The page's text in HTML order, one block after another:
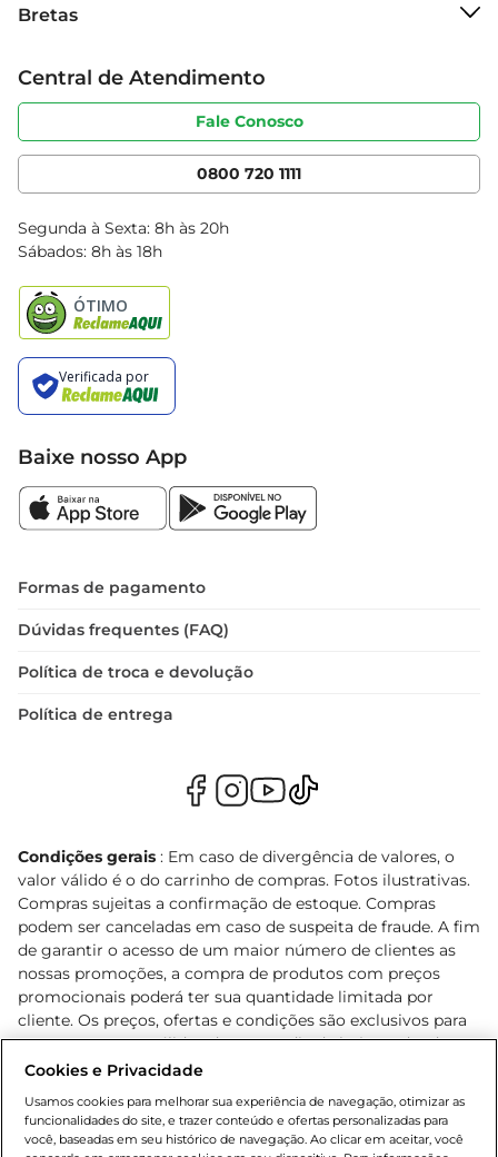
Grupo Cencosud
Sobre privacidade
Portal do fornecedor
Cencosud Media
Bretas
Produtos Bretas
Código de ética
Serviços
Clube Bretas
Blog Bretas
Black Friday
Central de Atendimento
Fale Conosco
0800 720 1111
Segunda à Sexta: 8h às 20h
Sábados: 8h às 18h
Baixe nosso App
Formas de pagamento
Dúvidas frequentes (FAQ)
Política de troca e devolução
Política de entrega
Condições gerais : Em caso de divergência de valores, o
valor válido é o do carrinho de compras. Fotos ilustrativas.
Compras sujeitas a confirmação de estoque. Compras
podem ser canceladas em caso de suspeita de fraude. A fim
de garantir o acesso de um maior número de clientes as
nossas promoções, a compra de produtos com preços
promocionais poderá ter sua quantidade limitada por
cliente. Os preços, ofertas e condições são exclusivos para
o e-commerce e válidos durante o dia de hoje, podendo
sofrer alterações sem prévia notificação. Proibida a venda
Lei n.º 8069/90, art. 81, inciso II (Estatuto da Criança e do
Adolescente). Preços e condições exclusivos para o
Cookies e Privacidade
Usamos cookies para melhorar sua experiência de navegação, otimizar as
funcionalidades do site, e trazer conteúdo e ofertas personalizadas para
você, baseadas em seu histórico de navegação. Ao clicar em aceitar, você